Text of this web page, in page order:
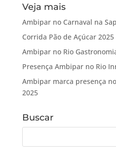
Veja mais
Ambipar no Carnaval na
Corrida Pão de Açúcar 2025
Ambipar no Rio
Presença Ambipar no Rio
Ambipar marca presença
2025
Buscar